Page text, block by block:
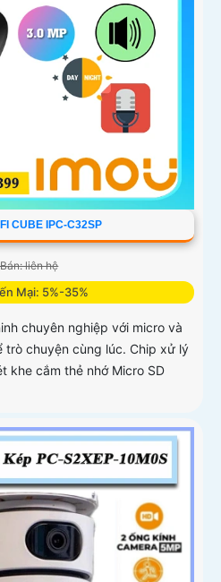
CUBE IPC-C32SP
liên hệ
Mại: 5%-35%
chuyên nghiệp với micro và
trò chuyện cùng lúc. Chip xử lý
khe cắm thẻ nhớ Micro SD